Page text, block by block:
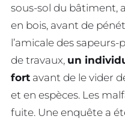
sous-sol du bâtiment,
en bois, avant de
l’amicale des
de travaux, un
fort avant de le vider
et en espèces. Les
fuite. Une enquête a